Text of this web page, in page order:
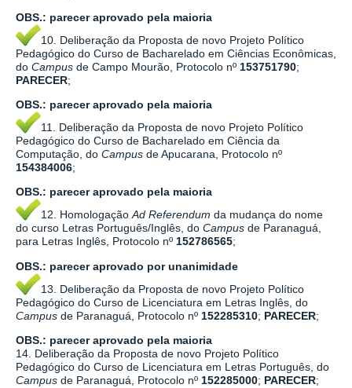
OBS.: parecer aprovado pela maioria
10. Deliberação da Proposta de novo Projeto Político
Pedagógico do Curso de Bacharelado em Ciências Econômicas,
do Campus de Campo Mourão, Protocolo nº 153751790;
PARECER;
OBS.: parecer aprovado pela maioria
11. Deliberação da Proposta de novo Projeto Político
Pedagógico do Curso de Bacharelado em Ciência da
Computação, do Campus de Apucarana, Protocolo nº
154384006;
OBS.: parecer aprovado pela maioria
12. HomologaçãoAd Referendum da mudança do nome
do curso Letras Português/Inglês, do Campus de Paranaguá,
para Letras Inglês, Protocolo nº 152786565;
OBS.: parecer aprovado porunanimidade
13. Deliberação da Proposta de novo Projeto Político
Pedagógico do Curso de Licenciatura em Letras Inglês, do
Campus de Paranaguá, Protocolo nº 152285310; PARECER;
OBS.: parecer aprovado pela maioria
14. Deliberação da Proposta de novo Projeto Político
Pedagógico do Curso de Licenciatura em Letras Português, do
Campus de Paranaguá, Protocolo nº 152285000; PARECER;